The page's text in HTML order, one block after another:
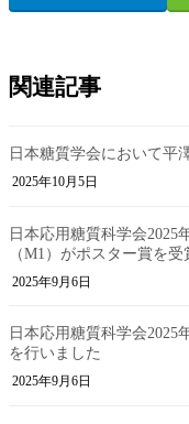
関連記事
日本糖質学会において平
2025年10月5日
日本応用糖質科学会2025
（M1）がポスター賞を受
2025年9月6日
日本応用糖質科学会2025
を行いました
2025年9月6日